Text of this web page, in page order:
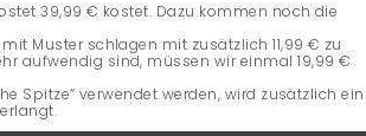
39,99 € kostet. Dazu kommen noch die
Muster schlagen mit zusätzlich 11,99 € zu
aufwendig sind, müssen wir einmal 19,99 €
Spitze“ verwendet werden, wird zusätzlich ein